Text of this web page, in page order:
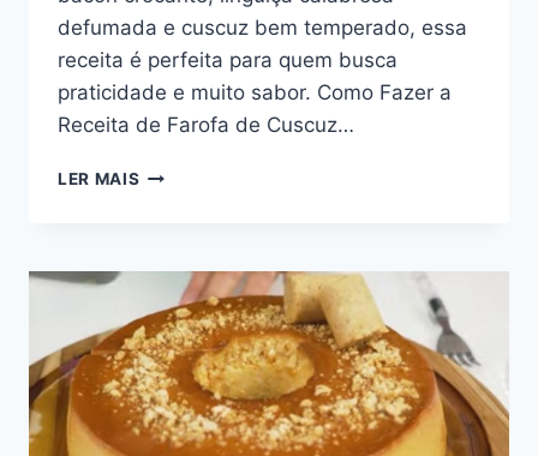
defumada e cuscuz bem temperado, essa
receita é perfeita para quem busca
praticidade e muito sabor. Como Fazer a
Receita de Farofa de Cuscuz…
LER MAIS FAROFA
BACON
CALABRESA